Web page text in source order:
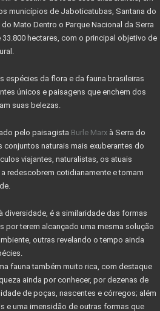
INVESTE 955 MIL NO PARNACIPÓ
PARQUE NACIONAL DO CIPÓ
- VENDA RÁPIDO
MAIS BARATAS E RÁPIDAS
FGTS sobe para R$ 750000
EM IMÓVEIS
ABRE OPORTUNIDADES
PERMANENTE
(CAR) -
municípios de Jaboticatubas, Santana do
Mato Dentro o Parque Nacional da Serra
hectares, com o principal objetivo de
espécies da flora e da fauna brasileiras
únicos e paisagens que enchem dos
suas belezas.
pelo paisagista Burle Marx à Serra do
conjuntos naturais mais exuberantes do
viajantes, naturalistas, os atuais
redescobrem cotidianamente e tomam
diversidade, é a similaridade das formas
por terem alcançado uma mesma solução
outras revelando o tempo ainda
fauna também muito rica, com destaque
ainda por conhecer, por dezenas de
de poças, nascentes e córregos; além
e uma imensidão de outras formas que